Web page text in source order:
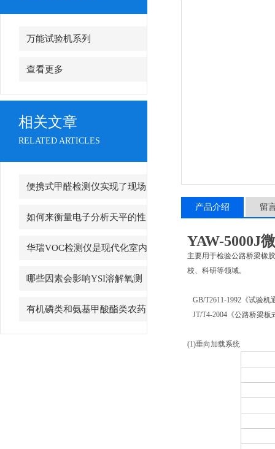
万能试验机系列
查看更多
相关文章
RELATED ARTICLES
便携式甲醛检测仪实现了现场
对室内空气中甲醛的快速检测
如何来衡量电子分析天平的性
能？
华瑞VOC检测仪是现代化室内
空气质量的卫士
哪些因素会影响YSI溶解氧测
量仪的准确性？
有机磷类和氨基甲酸酯类农药
的快速检测（农药速测卡使用说
产品介绍 留
YAW-5000J
主要用于检验公路桥梁橡
校、科研等领域。
GB/T2611-1992《试验机
JT/T4-2004《公路桥梁板
(1)垂向加载系统